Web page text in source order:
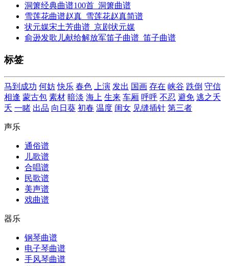
洞箫经典曲谱100首_洞箫曲谱
雪莲花曲谱赵真_雪莲花赵真简谱
状元媒宋土芳曲谱_京剧状元媒
俞逊发歌儿献给解放军笛子曲谱_笛子曲谱
标签
马到成功 何妨 快乐 春色 上演 发出 国画 存在 峡谷 跌倒 守信
相逢 蒙古包 素材 暗淡 海上 生来 车厢 呼呼 不忍 避免 逃之夭
夭 一睹 出品 向日葵 初春 温度 闺女 见缝插针 第三者
声乐
通俗谱
儿歌谱
合唱谱
民歌谱
美声谱
戏曲谱
器乐
钢琴曲谱
电子琴曲谱
手风琴曲谱